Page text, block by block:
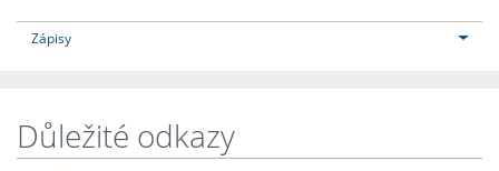
Zápisy
Důležité odkazy